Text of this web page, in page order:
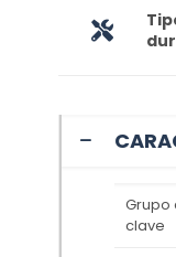
Grupo
clave